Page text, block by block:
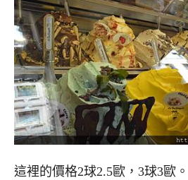
這裡的價格2球2.5歐，3球3歐。